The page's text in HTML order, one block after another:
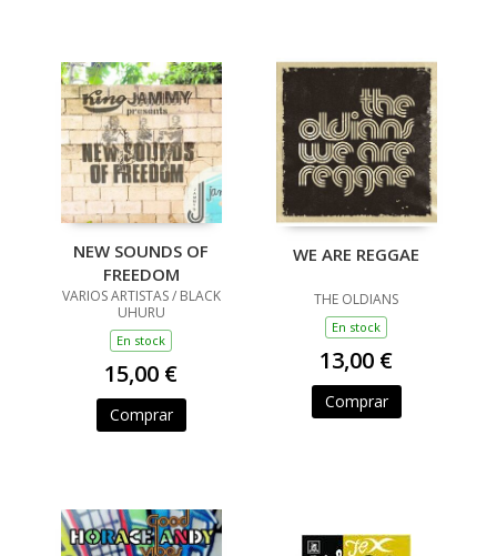
NEW SOUNDS OF
FREEDOM
VARIOS ARTISTAS / BLACK
UHURU
En stock
15,00 €
Comprar
WE ARE REGGAE
THE OLDIANS
En stock
13,00 €
Comprar